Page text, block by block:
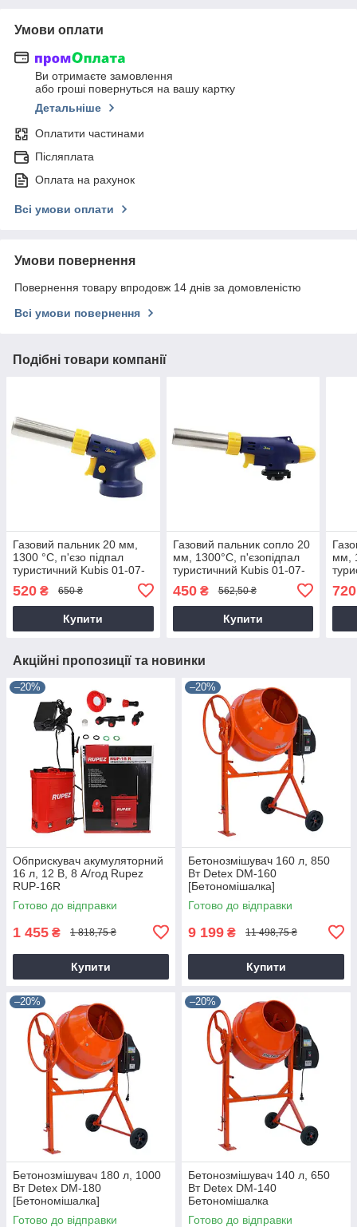
Умови оплати
Ви отримаєте замовлення
або гроші повернуться на вашу картку
Детальніше
Оплатити частинами
Післяплата
Оплата на рахунок
Всі умови оплати
Умови повернення
Повернення товару впродовж 14 днів за домовленістю
Всі умови повернення
Подібні товари компанії
Газовий пальник 20 мм,
1300 °С, п'єзо підпал
туристичний Kubis 01-07-
520 ₴ 650 ₴
Купити
Газовий пальник сопло 20
мм, 1300°С, п'єзопідпал
туристичний Kubis 01-07-
450₴ 562,50 ₴
Купити
мм,
720
Акційні пропозиції та новинки
–20%
Обприскувач акумуляторний
16 л, 12 В, 8 А/год Rupez
RUP-16R
Готово до відправки
1 455 ₴ 1 818,75 ₴
Купити
–20%
Бетонозмішувач 160 л, 850
Вт Detex DM-160
[Бетономішалка]
Готово до відправки
9 199 ₴ 11 498,75 ₴
Купити
–20%
Бетонозмішувач 180 л, 1000
Вт Detex DM-180
[Бетономішалка]
Готово до відправки
–20%
Бетонозмішувач 140 л, 650
Вт Detex DM-140
Бетономішалка
Готово до відправки